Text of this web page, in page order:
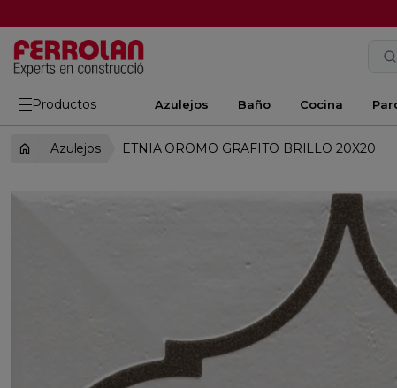
Productos Azulejos Baño Cocina
Azulejos ETNIA OROMO GRAFITO BRILLO 20X20